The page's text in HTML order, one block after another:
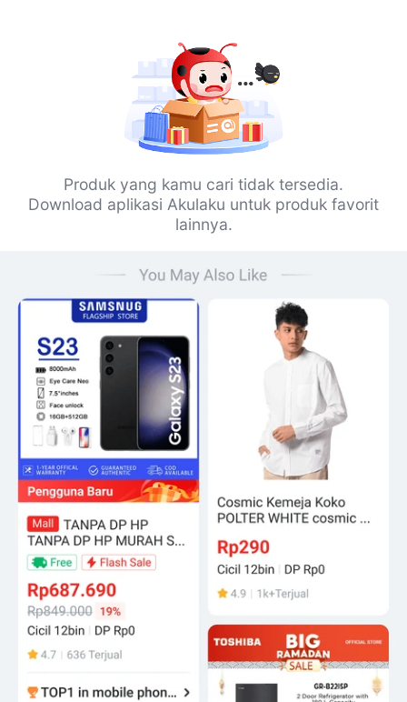
Produk yang kamu cari tidak tersedia.
Download aplikasi Akulaku untuk produk favorit
lainnya.